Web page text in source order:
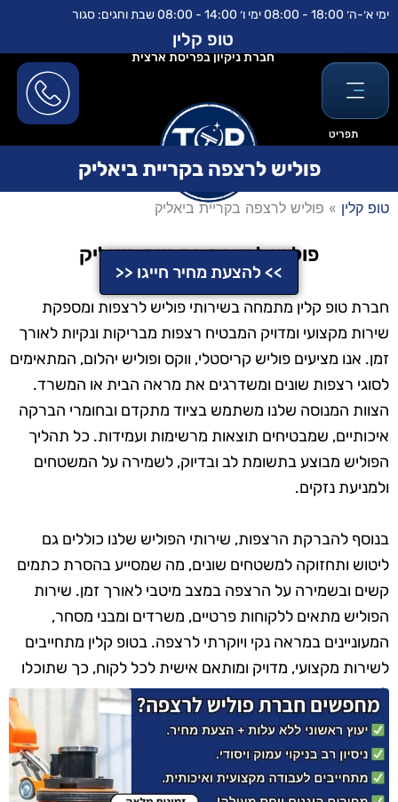
לתוכן
דילוג
ימי א׳-ה׳ 18:00 - 08:00 ימי ו׳ 14:00 - 08:00 שבת וחגים: סגור
תפריט
טופ קלין
חברת ניקיון בפריסת ארצית
פוליש לרצפה בקריית ביאליק
טופ קלין » פוליש לרצפה בקריית ביאליק
פוליש לרצפה בקריית ביאליק
>> להצעת מחיר חייגו <<
חברת טופ קלין מתמחה בשירותי פוליש לרצפות ומספקת
שירות מקצועי ומדויק המבטיח רצפות מבריקות ונקיות לאורך
זמן. אנו מציעים פוליש קריסטלי, ווקס ופוליש יהלום, המתאימים
לסוגי רצפות שונים ומשדרגים את מראה הבית או המשרד.
הצוות המנוסה שלנו משתמש בציוד מתקדם ובחומרי הברקה
איכותיים, שמבטיחים תוצאות מרשימות ועמידות. כל תהליך
הפוליש מבוצע בתשומת לב ובדיוק, לשמירה על המשטחים
ולמניעת נזקים.
בנוסף להברקת הרצפות, שירותי הפוליש שלנו כוללים גם
ליטוש ותחזוקה למשטחים שונים, מה שמסייע בהסרת כתמים
קשים ובשמירה על הרצפה במצב מיטבי לאורך זמן. שירות
הפוליש מתאים ללקוחות פרטיים, משרדים ומבני מסחר,
המעוניינים במראה נקי ויוקרתי לרצפה. בטופ קלין מתחייבים
לשירות מקצועי, מדויק ומותאם אישית לכל לקוח, כך שתוכלו
ליהנות מרצפות מבריקות ומטופחות.